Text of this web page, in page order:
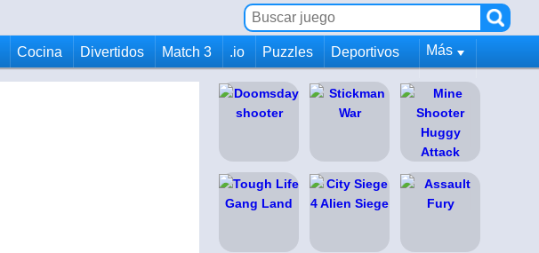
Cocina Divertidos Match 3 .io Puzzles Deportivos Más